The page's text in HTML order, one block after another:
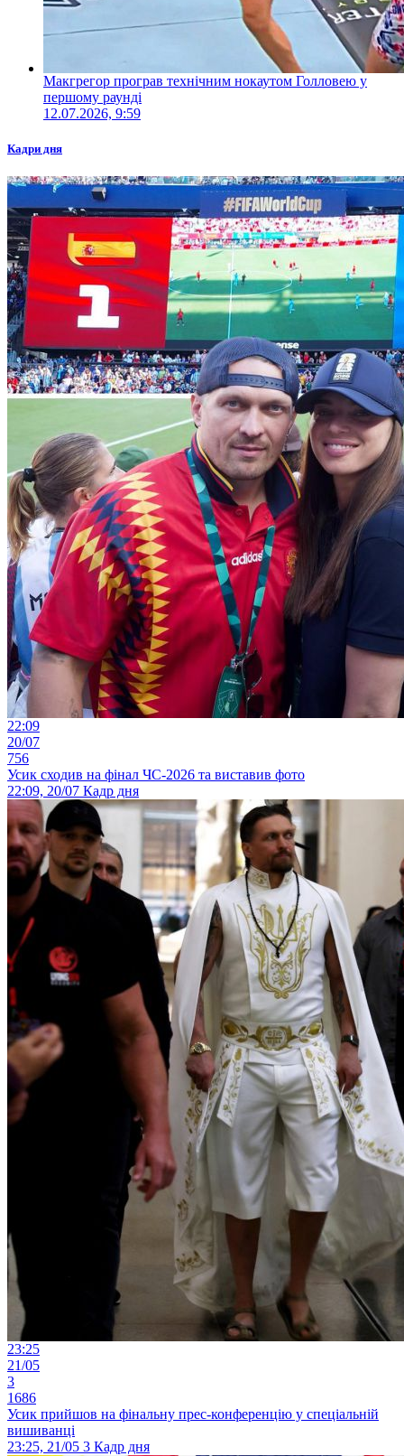
Макгрегор програв технічним нокаутом Голловею у
першому раунді
12.07.2026, 9:59
Кадри дня
22:09
20/07
756
Усик сходив на фінал ЧС-2026 та виставив фото
22:09, 20/07 Кадр дня
23:25
21/05
3
1686
Усик прийшов на фінальну прес-конференцію у спеціальній
вишиванці
23:25, 21/05 3 Кадр дня